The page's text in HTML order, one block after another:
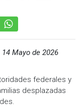
14 Mayo de 2026
federales y
desplazadas